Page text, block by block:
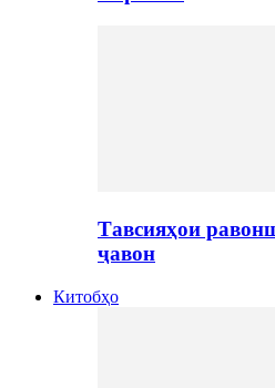
Тавсияҳои
ҷавон
Китобҳо